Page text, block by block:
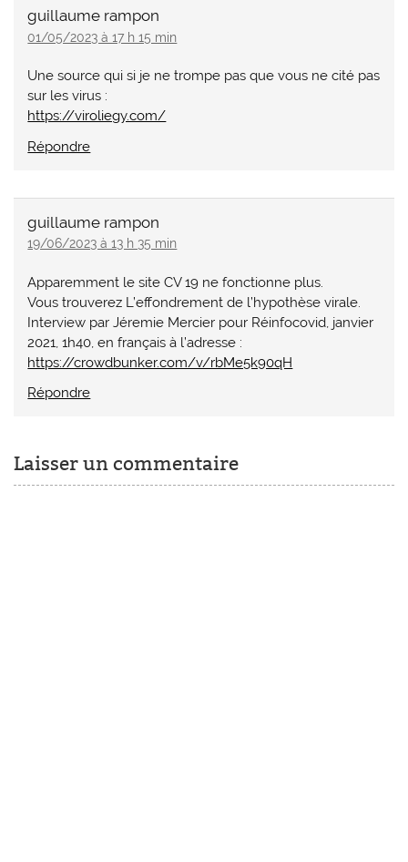
guillaume rampon
01/05/2023 à 17 h 15 min
Une source qui si je ne trompe pas que vous ne cité pas
sur les virus :
https://viroliegy.com/
Répondre
guillaume rampon
19/06/2023 à 13 h 35 min
Apparemment le site CV 19 ne fonctionne plus.
Vous trouverez L’effondrement de l’hypothèse virale.
Interview par Jéremie Mercier pour Réinfocovid, janvier
2021, 1h40, en français à l’adresse :
https://crowdbunker.com/v/rbMe5k90qH
Répondre
Laisser un commentaire